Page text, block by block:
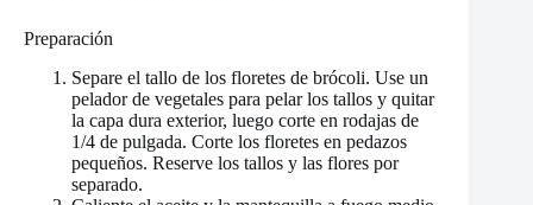
Preparación
Separe el tallo de los floretes de brócoli. Use un
pelador de vegetales para pelar los tallos y quitar
la capa dura exterior, luego corte en rodajas de
1/4 de pulgada. Corte los floretes en pedazos
pequeños. Reserve los tallos y las flores por
separado.